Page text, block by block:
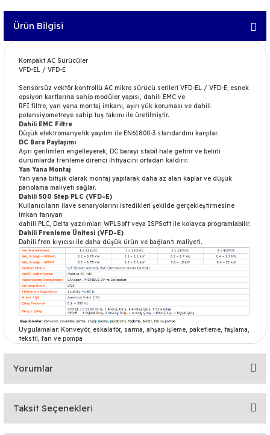
Ürün Bilgisi
Kompakt AC Sürücüler
VFD-EL / VFD-E
Sensörsüz vektör kontrollü AC mikro sürücü serileri VFD-EL / VFD-E; esnek
opsiyon kartlarına sahip modüler yapısı, dahili EMC ve
RFI filtre, yan yana montaj imkanı, aşırı yük koruması ve dahili
potansiyometreye sahip tuş takımı ile üretilmiştir.
Dahili EMC Filtre
Düşük elektromanyetik yayılım ile EN61800-3 standardını karşılar.
DC Bara Paylaşımı
Aşırı gerilimleri engelleyerek, DC barayı stabil hale getirir ve belirli
durumlarda frenleme direnci ihtiyacını ortadan kaldırır.
Yan Yana Montaj
Yan yana bitişik olarak montaj yapılarak daha az alan kaplar ve düşük
panolama maliyeti sağlar.
Dahili 500 Step PLC (VFD-E)
Kullanıcıların ilave senaryolarını istedikleri şekilde gerçekleştirmesine
imkan tanıyan
dahili PLC, Delta yazılımları WPLSoft veya ISPSoft ile kolayca programlabilir.
Dahili Frenleme Ünitesi (VFD-E)
Dahili fren kıyıcısı ile daha düşük ürün ve bağlantı maliyeti.
Uygulamalar: Konveyör, eskalatör, sarma, ahşap işleme, paketleme, taşlama,
tekstil, fan ve pompa
Yorumlar
Bu ürüne ilk yorumu siz yapın!
Taksit Seçenekleri